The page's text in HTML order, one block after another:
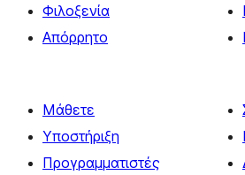
Φιλοξενία
Απόρρητο
Μάθετε
Υποστήριξη
Προγραμματιστές